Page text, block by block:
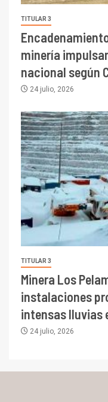
TITULAR 3
minería
nacional según
24 julio, 2026
TITULAR 3
Minera Los
instalaciones
intensas lluvias
24 julio, 2026